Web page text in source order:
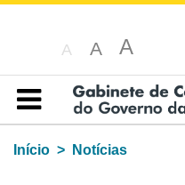
A A A
Índice
Início
Notícias